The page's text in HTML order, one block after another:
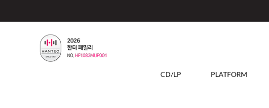
CD/LP PLATFORM